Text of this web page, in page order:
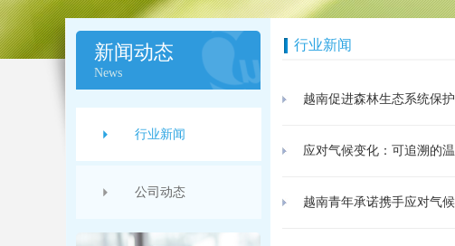
新闻动态
News
行业新闻
公司动态
行业新闻
越南促进森林生态系统保
应对气候变化：可追溯的
越南青年承诺携手应对气